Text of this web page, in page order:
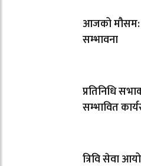
आजको मौसम:
सम्भावना
प्रतिनिधि
सम्भावित
त्रिवि सेवा